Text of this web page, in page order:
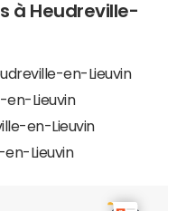
à Heudreville-
en-Lieuvin
en-Lieuvin
en-Lieuvin
en-Lieuvin